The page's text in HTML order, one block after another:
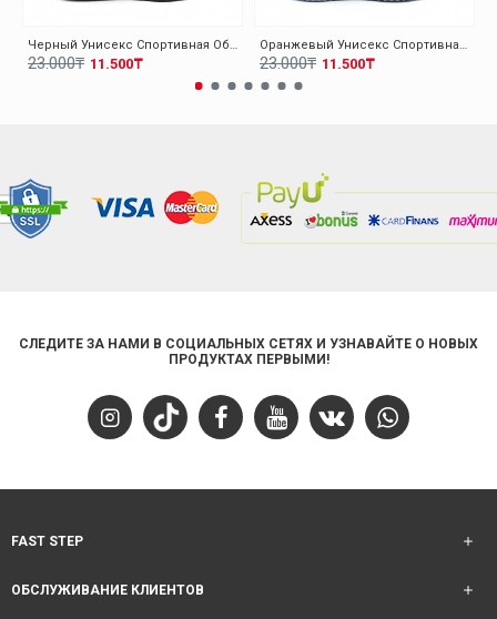
Черный Унисекс Спортивная Обувь 140XA5310
11.500₸
23.000₸
Оранжевый Унисекс Спортивная Обувь 140XA5310
11.500₸
23.000₸
СЛЕДИТЕ ЗА НАМИ В СОЦИАЛЬНЫХ СЕТЯХ И УЗНАВАЙТЕ О НОВЫХ
ПРОДУКТАХ ПЕРВЫМИ!
FAST STEP
ОБСЛУЖИВАНИЕ КЛИЕНТОВ